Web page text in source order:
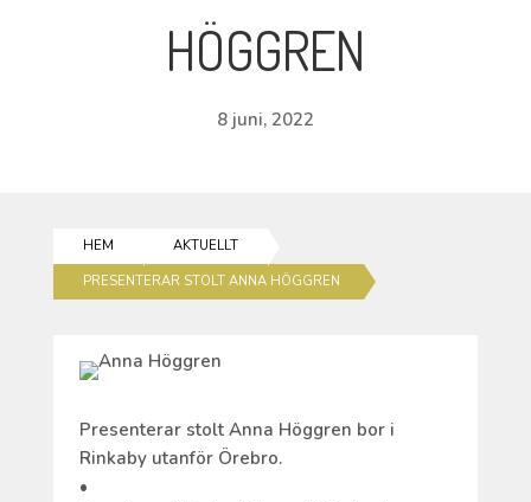
HÖGGREN
8 juni, 2022
HEM
AKTUELLT
PRESENTERAR STOLT ANNA HÖGGREN
Presenterar stolt Anna Höggren bor i
Rinkaby utanför Örebro.
•